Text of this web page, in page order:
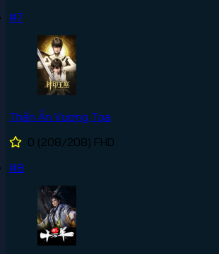
#7
Thần Ấn Vương Tọa
0 (208/208) FHD
#8